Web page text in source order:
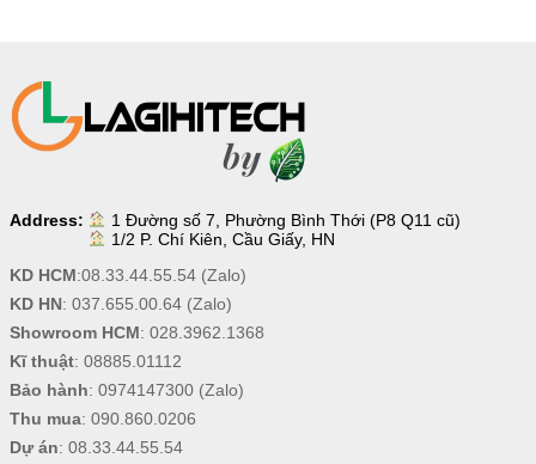
Address:
1 Đường số 7, Phường Bình Thới (P8 Q11 cũ)
1/2 P. Chí Kiên, Cầu Giấy, HN
KD HCM:08.33.44.55.54(Zalo)
KD HN: 037.655.00.64(Zalo)
Showroom HCM: 028.3962.1368
Kĩ thuật: 08885.01112
Bảo hành: 0974147300(Zalo)
Thu mua: 090.860.0206
Dự án: 08.33.44.55.54